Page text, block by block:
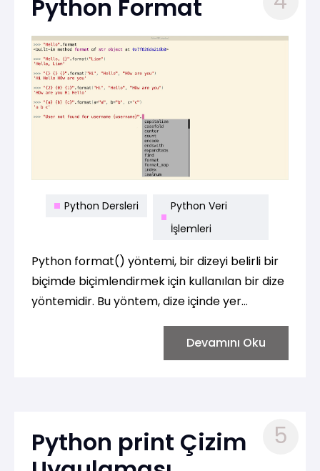
Python Format
Python Dersleri
Python Veri
İşlemleri
Python format() yöntemi, bir dizeyi belirli bir
biçimde biçimlendirmek için kullanılan bir dize
yöntemidir. Bu yöntem, dize içinde yer
belirli bir anahtarla kullanarak doldurmanızı
sağlar. İşte basit bir kullanım örneği:
Devamını Oku
Python print Çizim
5